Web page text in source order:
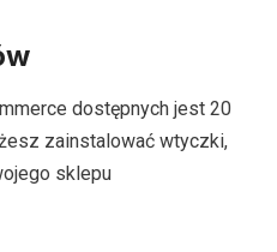
dostępnych jest 20
zainstalować wtyczki,
sklepu